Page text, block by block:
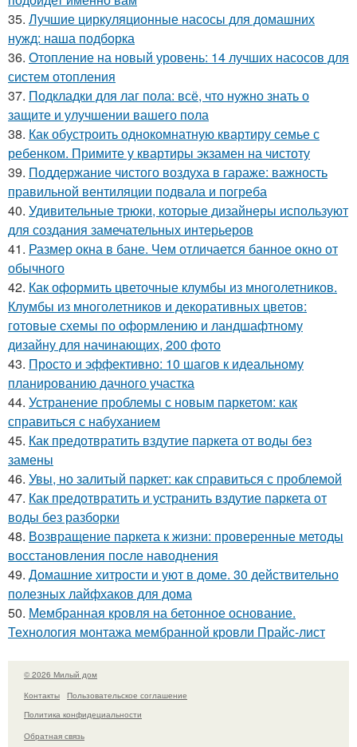
35. Лучшие циркуляционные насосы для домашних
нужд: наша подборка
36. Отопление на новый уровень: 14 лучших насосов для
систем отопления
37. Подкладки для лаг пола: всё, что нужно знать о
защите и улучшении вашего пола
38. Как обустроить однокомнатную квартиру семье с
ребенком. Примите у квартиры экзамен на чистоту
39. Поддержание чистого воздуха в гараже: важность
правильной вентиляции подвала и погреба
40. Удивительные трюки, которые дизайнеры используют
для создания замечательных интерьеров
41. Размер окна в бане. Чем отличается банное окно от
обычного
42. Как оформить цветочные клумбы из многолетников.
Клумбы из многолетников и декоративных цветов:
готовые схемы по оформлению и ландшафтному
дизайну для начинающих, 200 фото
43. Просто и эффективно: 10 шагов к идеальному
планированию дачного участка
44. Устранение проблемы с новым паркетом: как
справиться с набуханием
45. Как предотвратить вздутие паркета от воды без
замены
46. Увы, но залитый паркет: как справиться с проблемой
47. Как предотвратить и устранить вздутие паркета от
воды без разборки
48. Возвращение паркета к жизни: проверенные методы
восстановления после наводнения
49. Домашние хитрости и уют в доме. 30 действительно
полезных лайфхаков для дома
50. Мембранная кровля на бетонное основание.
Технология монтажа мембранной кровли Прайс-лист
© 2026 Милый дом
Контакты
Пользовательское соглашение
Политика конфидециальности
Обратная связь